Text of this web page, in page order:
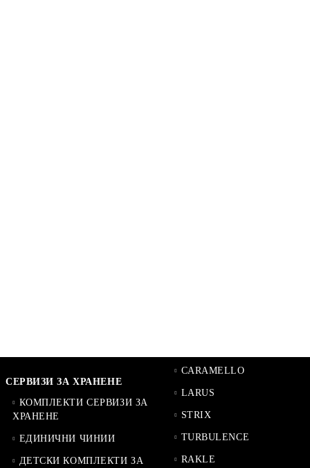
СЕРВИЗИ ЗА ХРАНЕНЕ
КОМПЛЕКТИ СЕРВИЗИ ЗА
ХРАНЕНЕ
ЕДИНИЧНИ ЧИНИИ
ДЕТСКИ КОМПЛЕКТИ ЗА
CARAMELLO
LARUS
STRIX
TURBULENCE
RAKLE